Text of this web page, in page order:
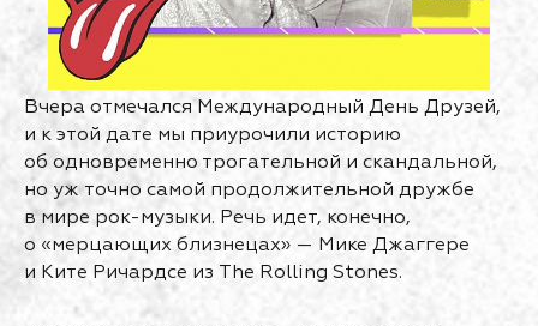
Вчера отмечался Международный День Друзей,
и к этой дате мы приурочили историю
об одновременно трогательной и скандальной,
но уж точно самой продолжительной дружбе
в мире рок-музыки. Речь идет, конечно,
о «мерцающих близнецах» — Мике Джаггере
и Ките Ричардсе из The Rolling Stones.